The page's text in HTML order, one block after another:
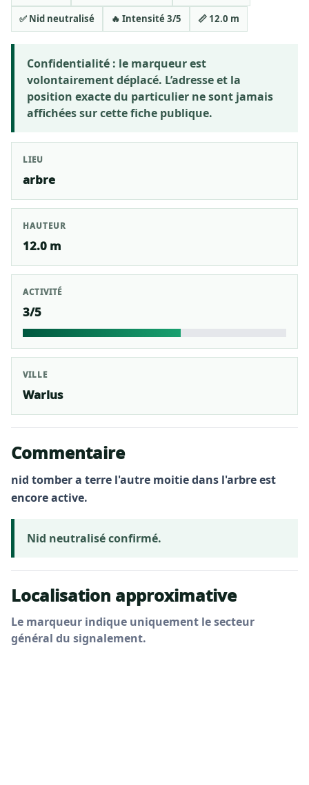
✅ Nid neutralisé 🔥 Intensité 3/5 📏 12.0 m
Confidentialité : le marqueur est
volontairement déplacé. L’adresse et la
position exacte du particulier ne sont jamais
affichées sur cette fiche publique.
LIEU
arbre
HAUTEUR
12.0 m
ACTIVITÉ
3/5
VILLE
Warlus
Commentaire
nid tomber a terre l'autre moitie dans l'arbre est
encore active.
Nid neutralisé confirmé.
Localisation approximative
Le marqueur indique uniquement le secteur
général du signalement.